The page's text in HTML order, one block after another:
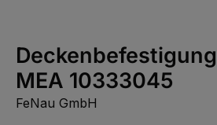
MEA 10333045
FeNau GmbH